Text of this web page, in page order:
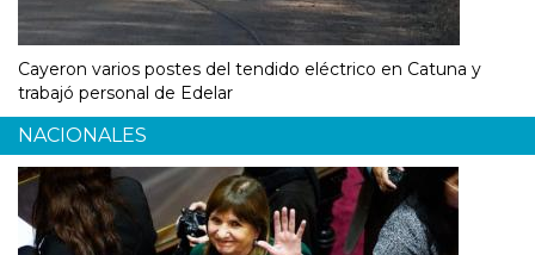
Cayeron varios postes del tendido eléctrico en Catuna y
trabajó personal de Edelar
NACIONALES